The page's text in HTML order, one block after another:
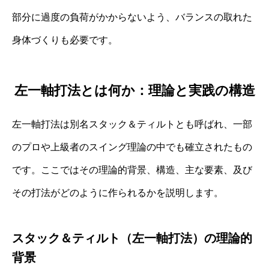
部分に過度の負荷がかからないよう、バランスの取れた
身体づくりも必要です。
左一軸打法とは何か：理論と実践の構造
左一軸打法は別名スタック＆ティルトとも呼ばれ、一部
のプロや上級者のスイング理論の中でも確立されたもの
です。ここではその理論的背景、構造、主な要素、及び
その打法がどのように作られるかを説明します。
スタック＆ティルト（左一軸打法）の理論的
背景